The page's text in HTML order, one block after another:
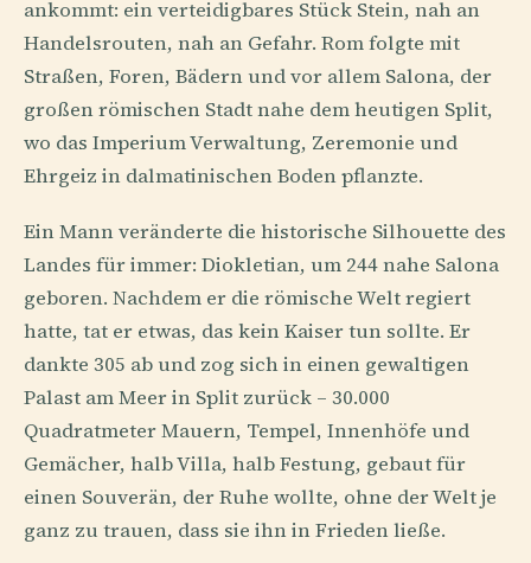
ankommt: ein verteidigbares Stück Stein, nah an
Handelsrouten, nah an Gefahr. Rom folgte mit
Straßen, Foren, Bädern und vor allem Salona, der
großen römischen Stadt nahe dem heutigen Split,
wo das Imperium Verwaltung, Zeremonie und
Ehrgeiz in dalmatinischen Boden pflanzte.
Ein Mann veränderte die historische Silhouette des
Landes für immer: Diokletian, um 244 nahe Salona
geboren. Nachdem er die römische Welt regiert
hatte, tat er etwas, das kein Kaiser tun sollte. Er
dankte 305 ab und zog sich in einen gewaltigen
Palast am Meer in Split zurück – 30.000
Quadratmeter Mauern, Tempel, Innenhöfe und
Gemächer, halb Villa, halb Festung, gebaut für
einen Souverän, der Ruhe wollte, ohne der Welt je
ganz zu trauen, dass sie ihn in Frieden ließe.